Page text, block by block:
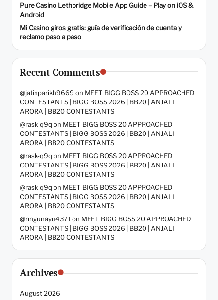
Pure Casino Lethbridge Mobile App Guide – Play on iOS &
Android
Mi Casino giros gratis: guía de verificación de cuenta y
reclamo paso a paso
Recent Comments
@jatinparikh9669 on MEET BIGG BOSS 20 APPROACHED
CONTESTANTS | BIGG BOSS 2026 | BB20 | ANJALI
ARORA | BB20 CONTESTANTS
@rask-q9q on MEET BIGG BOSS 20 APPROACHED
CONTESTANTS | BIGG BOSS 2026 | BB20 | ANJALI
ARORA | BB20 CONTESTANTS
@rask-q9q on MEET BIGG BOSS 20 APPROACHED
CONTESTANTS | BIGG BOSS 2026 | BB20 | ANJALI
ARORA | BB20 CONTESTANTS
@rask-q9q on MEET BIGG BOSS 20 APPROACHED
CONTESTANTS | BIGG BOSS 2026 | BB20 | ANJALI
ARORA | BB20 CONTESTANTS
@ringunayu4371on MEET BIGG BOSS 20 APPROACHED
CONTESTANTS | BIGG BOSS 2026 | BB20 | ANJALI
ARORA | BB20 CONTESTANTS
Archives
August 2026